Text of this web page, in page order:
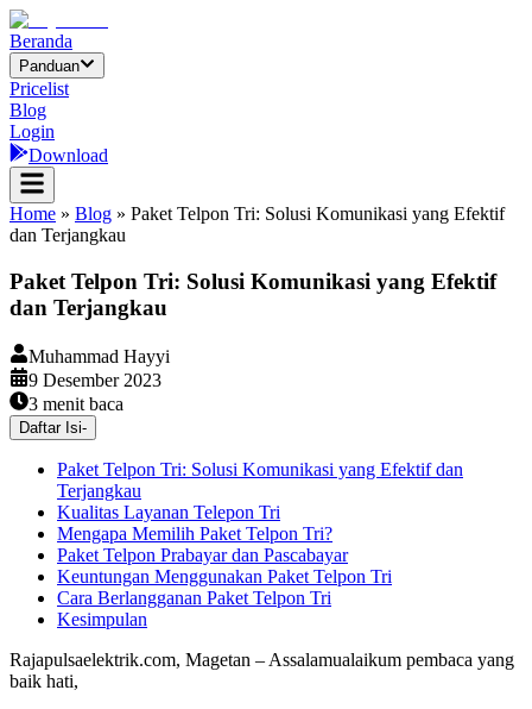
Beranda
Panduan
Pricelist
Blog
Login
Download
Home » Blog » Paket Telpon Tri: Solusi Komunikasi yang Efektif
dan Terjangkau
Paket Telpon Tri: Solusi Komunikasi yang Efektif
dan Terjangkau
Muhammad Hayyi
9 Desember 2023
3 menit baca
Daftar Isi-
Paket Telpon Tri: Solusi Komunikasi yang Efektif dan
Terjangkau
Kualitas Layanan Telepon Tri
Mengapa Memilih Paket Telpon Tri?
Paket Telpon Prabayar dan Pascabayar
Keuntungan Menggunakan Paket Telpon Tri
Cara Berlangganan Paket Telpon Tri
Kesimpulan
Rajapulsaelektrik.com, Magetan – Assalamualaikum pembaca yang
baik hati,